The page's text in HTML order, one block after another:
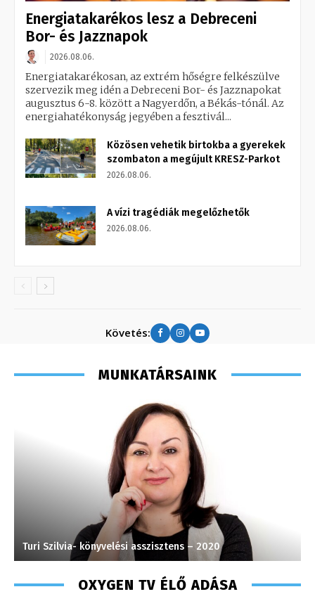
Energiatakarékos lesz a Debreceni
Bor- és Jazznapok
2026.08.06.
Energiatakarékosan, az extrém hőségre felkészülve
szervezik meg idén a Debreceni Bor- és Jazznapokat
augusztus 6-8. között a Nagyerdőn, a Békás-tónál. Az
energiahatékonyság jegyében a fesztivál...
Közösen vehetik birtokba a gyerekek
szombaton a megújult KRESZ-Parkot
2026.08.06.
A vízi tragédiák megelőzhetők
2026.08.06.
Követés:
MUNKATÁRSAINK
Turi Szilvia- könyvelési asszisztens – 2020
OXYGEN TV ÉLŐ ADÁSA